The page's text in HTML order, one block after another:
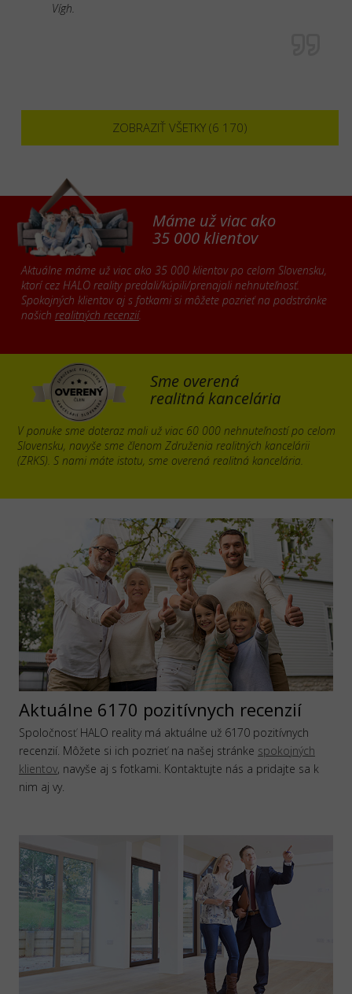
Vígh.
ZOBRAZIŤ VŠETKY (6 170)
Máme už viac ako
35 000 klientov
Aktuálne máme už viac ako 35 000 klientov po celom Slovensku,
ktorí cez HALO reality predali/kúpili/prenajali nehnuteľnosť.
Spokojných klientov aj s fotkami si môžete pozrieť na podstránke
našich realitných recenzií.
Sme overená
realitná kancelária
V ponuke sme doteraz mali už viac 60 000 nehnuteľností po celom
Slovensku, navyše sme členom Združenia realitných kancelárii
(ZRKS). S nami máte istotu, sme overená realitná kancelária.
Aktuálne 6170 pozitívnych recenzií
Spoločnosť HALO reality má aktuálne už 6170 pozitívnych
recenzií. Môžete si ich pozrieť na našej stránke spokojných
klientov, navyše aj s fotkami. Kontaktujte nás a pridajte sa k
nim aj vy.